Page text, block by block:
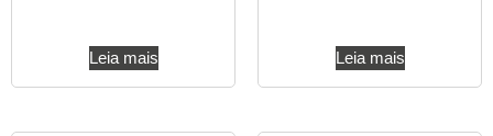
Leia mais Leia mais